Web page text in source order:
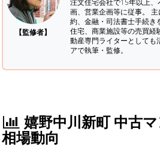
【監修者】
注文住宅会社で15年以上
画、営業企画等に従事。
約、金融・司法書士手続き
住宅、商業施設等の売買経
動産専門ライターとしても
アで執筆・監修。
嬉野中川新町 中古
相場動向